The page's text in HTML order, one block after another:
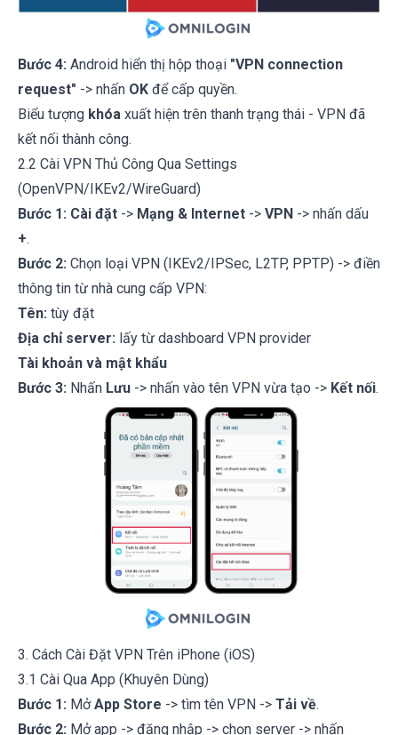
Bước 4: Android hiển thị hộp thoại "VPN connection
request" -> nhấn OK để cấp quyền.
Biểu tượng khóa xuất hiện trên thanh trạng thái - VPN đã
kết nối thành công.
2.2 Cài VPN Thủ Công Qua Settings
(OpenVPN/IKEv2/WireGuard)
Bước 1: Cài đặt -> Mạng & Internet -> VPN -> nhấn dấu
+.
Bước 2: Chọn loại VPN (IKEv2/IPSec, L2TP, PPTP) -> điền
thông tin từ nhà cung cấp VPN:
Tên: tùy đặt
Địa chỉ server: lấy từ dashboard VPN provider
Tài khoản và mật khẩu
Bước 3: Nhấn Lưu -> nhấn vào tên VPN vừa tạo -> Kết nối.
3. Cách Cài Đặt VPN Trên iPhone (iOS)
3.1 Cài Qua App (Khuyên Dùng)
Bước 1: MởApp Store -> tìm tên VPN -> Tải về.
Bước 2: Mở app -> đăng nhập -> chọn server -> nhấn